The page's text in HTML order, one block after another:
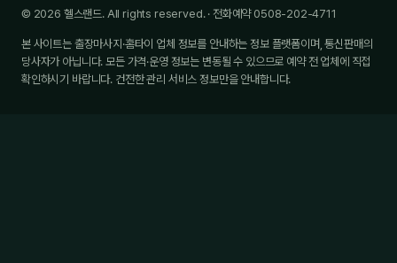
© 2026 헬스랜드. All rights reserved. · 전화예약 0508-202-4711
본 사이트는 출장마사지·홈타이 업체 정보를 안내하는 정보 플랫폼이며, 통신판매의
당사자가 아닙니다. 모든 가격·운영 정보는 변동될 수 있으므로 예약 전 업체에 직접
확인하시기 바랍니다. 건전한 관리 서비스 정보만을 안내합니다.